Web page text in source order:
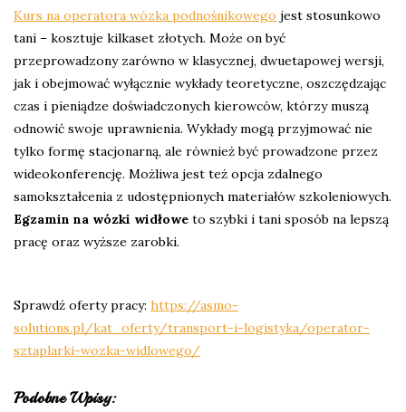
Kurs na operatora wózka podnośnikowego jest stosunkowo
tani – kosztuje kilkaset złotych. Może on być
przeprowadzony zarówno w klasycznej, dwuetapowej wersji,
jak i obejmować wyłącznie wykłady teoretyczne, oszczędzając
czas i pieniądze doświadczonych kierowców, którzy muszą
odnowić swoje uprawnienia. Wykłady mogą przyjmować nie
tylko formę stacjonarną, ale również być prowadzone przez
wideokonferencję. Możliwa jest też opcja zdalnego
samokształcenia z udostępnionych materiałów szkoleniowych.
Egzamin na wózki widłowe to szybki i tani sposób na lepszą
pracę oraz wyższe zarobki.
Sprawdź oferty pracy: https://asmo-
solutions.pl/kat_oferty/transport-i-logistyka/operator-
sztaplarki-wozka-widlowego/
Podobne Wpisy: